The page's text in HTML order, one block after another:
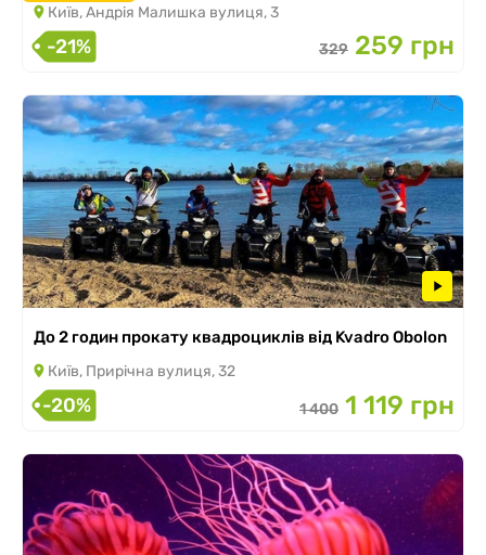
Київ, Андрія Малишка вулиця, 3
-21% 329 259 грн
До 2 годин прокату квадроциклів від Kvadro Obolon
Київ, Прирічна вулиця, 32
-20% 1 400 1 119 грн